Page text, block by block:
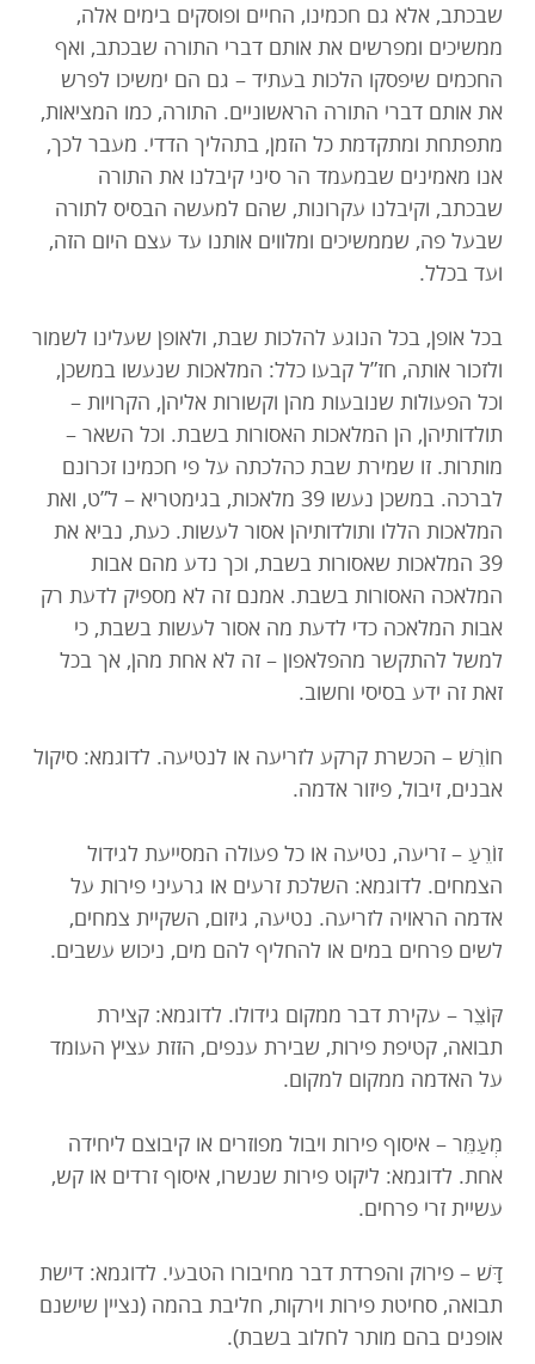
שבכתב, אלא גם חכמינו, החיים ופוסקים בימים אלה,
ממשיכים ומפרשים את אותם דברי התורה שבכתב, ואף
החכמים שיפסקו הלכות בעתיד – גם הם ימשיכו לפרש
את אותם דברי התורה הראשוניים. התורה, כמו המציאות,
מתפתחת ומתקדמת כל הזמן, בתהליך הדדי. מעבר לכך,
אנו מאמינים שבמעמד הר סיני קיבלנו את התורה
שבכתב, וקיבלנו עקרונות, שהם למעשה הבסיס לתורה
שבעל פה, שממשיכים ומלווים אותנו עד עצם היום הזה,
ועד בכלל.
בכל אופן, בכל הנוגע להלכות שבת, ולאופן שעלינו לשמור
ולזכור אותה, חז”ל קבעו כלל: המלאכות שנעשו במשכן,
וכל הפעולות שנובעות מהן וקשורות אליהן, הקרויות –
תולדותיהן, הן המלאכות האסורות בשבת. וכל השאר –
מותרות. זו שמירת שבת כהלכתה על פי חכמינו זכרונם
לברכה. במשכן נעשו 39 מלאכות, בגימטריא – ל”ט, ואת
המלאכות הללו ותולדותיהן אסור לעשות. כעת, נביא את
39 המלאכות שאסורות בשבת, וכך נדע מהם אבות
המלאכה האסורות בשבת. אמנם זה לא מספיק לדעת רק
אבות המלאכה כדי לדעת מה אסור לעשות בשבת, כי
למשל להתקשר מהפלאפון – זה לא אחת מהן, אך בכל
זאת זה ידע בסיסי וחשוב.
חוֹרֵשׁ – הכשרת קרקע לזריעה או לנטיעה. לדוגמא: סיקול
אבנים, זיבול, פיזור אדמה.
זוֹרֵעַ – זריעה, נטיעה או כל פעולה המסייעת לגידול
הצמחים. לדוגמא: השלכת זרעים או גרעיני פירות על
אדמה הראויה לזריעה. נטיעה, גיזום, השקיית צמחים,
לשים פרחים במים או להחליף להם מים, ניכוש עשבים.
קּוֹצֵר – עקירת דבר ממקום גידולו. לדוגמא: קצירת
תבואה, קטיפת פירות, שבירת ענפים, הזזת עציץ העומד
על האדמה ממקום למקום.
מְעַמֵּר – איסוף פירות ויבול מפוזרים או קיבוצם ליחידה
אחת. לדוגמא: ליקוט פירות שנשרו, איסוף זרדים או קש,
עשיית זרי פרחים.
דָּשׁ – פירוק והפרדת דבר מחיבורו הטבעי. לדוגמא: דישת
תבואה, סחיטת פירות וירקות, חליבת בהמה (נציין שישנם
אופנים בהם מותר לחלוב בשבת).